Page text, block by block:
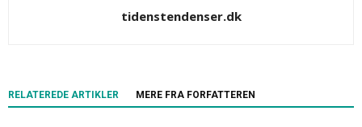
tidenstendenser.dk
RELATEREDE ARTIKLER MERE FRA FORFATTEREN